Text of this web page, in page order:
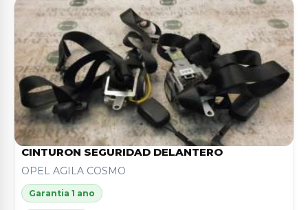
CINTURON SEGURIDAD DELANTERO
OPEL AGILA COSMO
Garantia 1 ano